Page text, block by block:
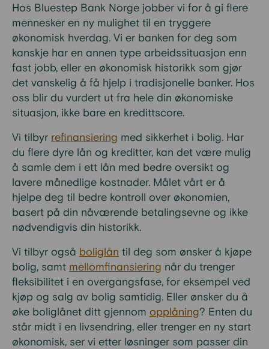
Hos Bluestep Bank Norge jobber vi for å gi flere
mennesker en ny mulighet til en tryggere
økonomisk hverdag. Vi er banken for deg som
kanskje har en annen type arbeidssituasjon enn
fast jobb, eller en økonomisk historikk som gjør
det vanskelig å få hjelp i tradisjonelle banker. Hos
oss blir du vurdert ut fra hele din økonomiske
situasjon, ikke bare en kredittscore.
Vi tilbyr refinansiering med sikkerhet i bolig. Har
du flere dyre lån og kreditter, kan det være mulig
å samle dem i ett lån med bedre oversikt og
lavere månedlige kostnader. Målet vårt er å
hjelpe deg til bedre kontroll over økonomien,
basert på din nåværende betalingsevne og ikke
nødvendigvis din historikk.
Vi tilbyr også boliglån til deg som ønsker å kjøpe
bolig, samt mellomfinansiering når du trenger
fleksibilitet i en overgangsfase, for eksempel ved
kjøp og salg av bolig samtidig. Eller ønsker du å
øke boliglånet ditt gjennom opplåning? Enten du
står midt i en livsendring, eller trenger en ny start
økonomisk, ser vi etter løsninger som passer din